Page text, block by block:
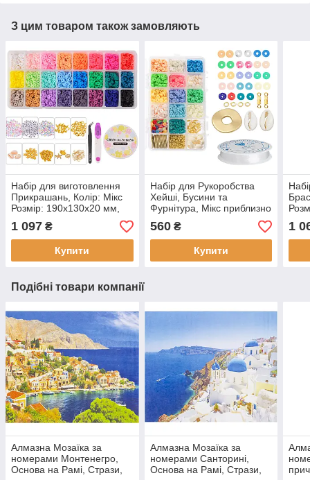
З цим товаром також замовляють
Набір для виготовлення
Прикрашань, Колір: Мікс
Розмір: 190х130х20 мм,
приблизно 3960 шт. (1
набір)
1 097 ₴
Купити
Набір для Рукоробства
Хейші, Бусини та
Фурнітура, Мікс приблизно
6300 шт. (1 набір)
560₴
Купити
1
Подібні товари компанії
Алмазна Мозаїка за
номерами Монтенегро,
Основа на Рамі, Стрази,
Алмазна Мозаїка за
номерами Санторині,
Основа на Рамі, Стрази,